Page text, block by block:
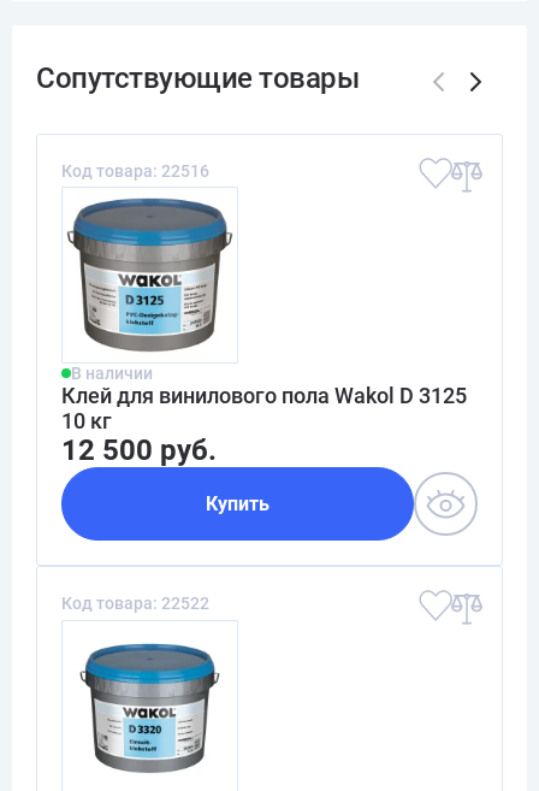
Код товара: 22516
В наличии
Клей для винилового пола Wakol D 3125
10 кг
12 500 руб.
Купить
Код товара: 22522